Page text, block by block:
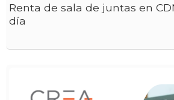
Renta de sala de juntas en
día